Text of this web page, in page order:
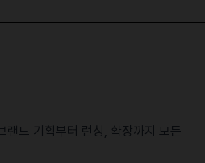
랜드 기획부터 런칭, 확장까지 모든